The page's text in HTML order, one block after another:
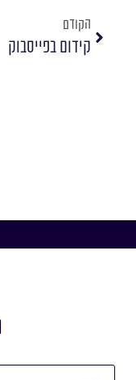
הקודם
קידום בפייסבוק